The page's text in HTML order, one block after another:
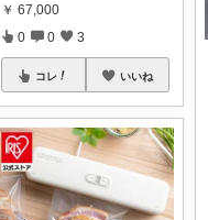
￥ 67,000
0 0 3
コレ いいね